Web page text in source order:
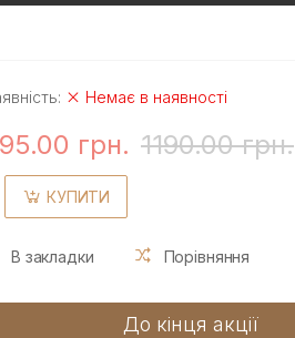
Немає в наявності
грн. 1190.00 грн.
КУПИТИ
В закладки Порівняння
До кінця акції